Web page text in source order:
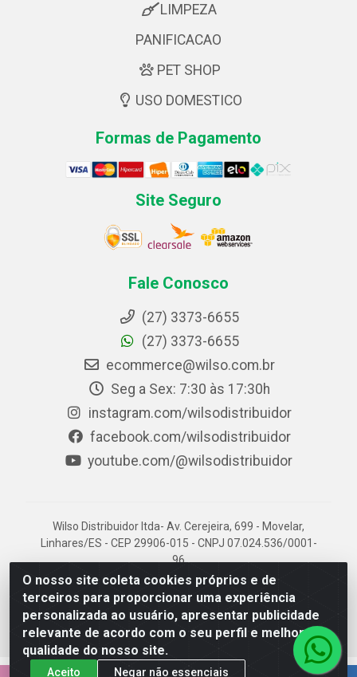
O nosso site coleta cookies próprios e de
terceiros para proporcionar uma experiência
personalizada ao usuário, apresentar publicidade
relevante de acordo com o seu perfil e melhorar a
qualidade do nosso site.
Aceito Negar não essenciais
LIMPEZA
PANIFICACAO
PET SHOP
USO DOMESTICO
Formas de Pagamento
Site Seguro
Fale Conosco
(27) 3373-6655
(27) 3373-6655
ecommerce@wilso.com.br
Seg a Sex: 7:30 às 17:30h
instagram.com/wilsodistribuidor
facebook.com/wilsodistribuidor
youtube.com/@wilsodistribuidor
Wilso Distribuidor ltda- Av. Cerejeira, 699 - Movelar,
Linhares/ES - CEP 29906-015 - CNPJ 07.024.536/0001-
96